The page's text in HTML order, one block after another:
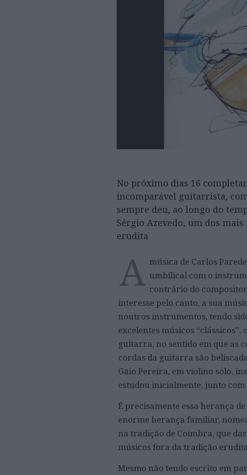
No próximo dias 16
incomparável guitarrista,
sempre deu, ao longo do
Sérgio Azevedo, um dos
erudita
A música de Carlos
umbilical com o
contrário do compositor
interesse pelo canto, a sua
noutros instrumentos, tendo
excelentes músicos
guitarra, no sentido em que as
cordas da guitarra são
Gaio Pereira, em violino solo,
estudou inicialmente, junto com
É precisamente essa herança
enorme herança familiar,
na tradição de Coimbra, que
músicos fora da tradição
Mesmo não tendo escrito em